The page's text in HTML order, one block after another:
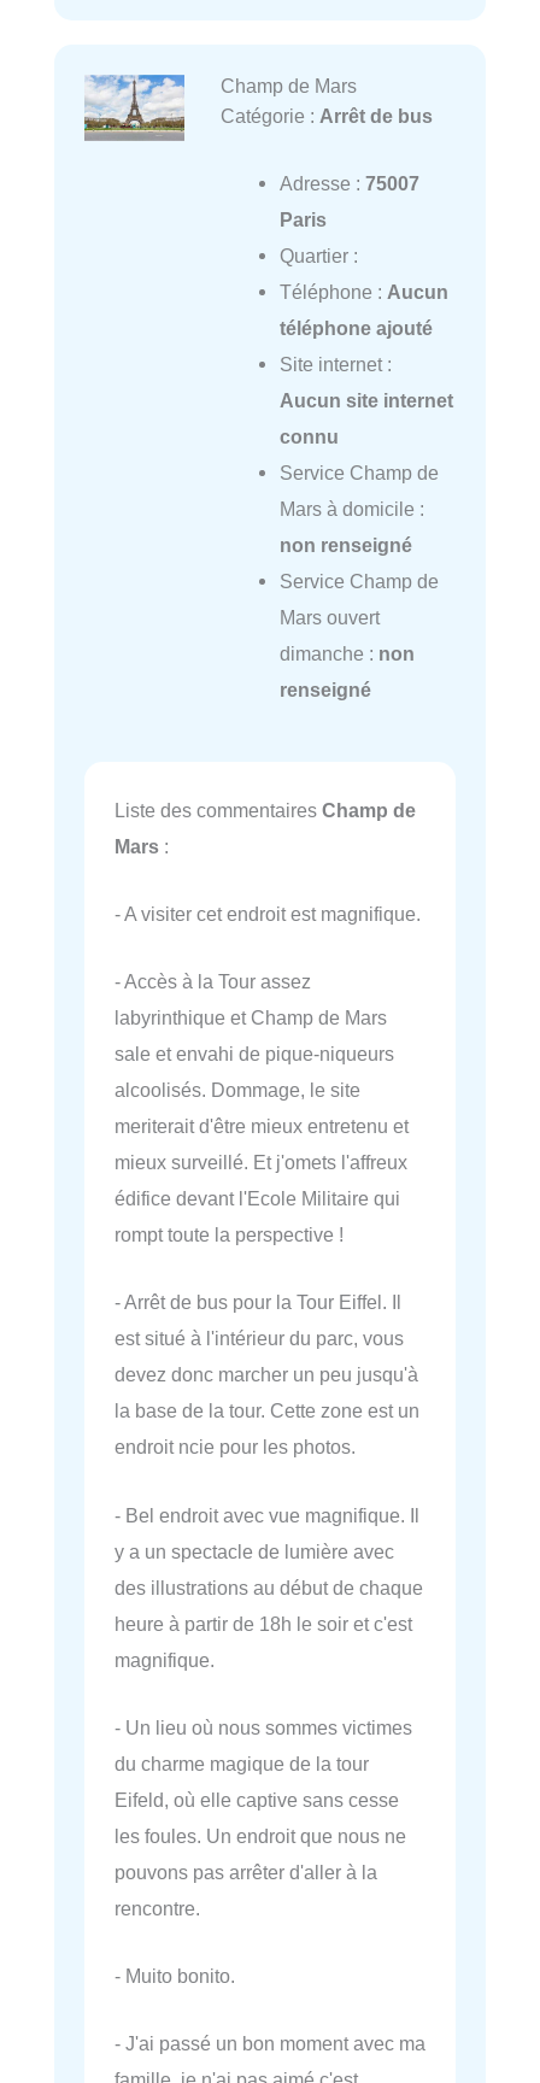
Champ de Mars
Catégorie : Arrêt de bus
Adresse : 75007
Paris
Quartier :
Téléphone : Aucun
téléphone ajouté
Site internet :
Aucun site internet
connu
Service Champ de
Mars à domicile :
non renseigné
Service Champ de
Mars ouvert
dimanche : non
renseigné
Liste des commentaires Champ de
Mars :
- A visiter cet endroit est magnifique.
- Accès à la Tour assez
labyrinthique et Champ de Mars
sale et envahi de pique-niqueurs
alcoolisés. Dommage, le site
meriterait d'être mieux entretenu et
mieux surveillé. Et j'omets l'affreux
édifice devant l'Ecole Militaire qui
rompt toute la perspective !
- Arrêt de bus pour la Tour Eiffel. Il
est situé à l'intérieur du parc, vous
devez donc marcher un peu jusqu'à
la base de la tour. Cette zone est un
endroit ncie pour les photos.
- Bel endroit avec vue magnifique. Il
y a un spectacle de lumière avec
des illustrations au début de chaque
heure à partir de 18h le soir et c'est
magnifique.
- Un lieu où nous sommes victimes
du charme magique de la tour
Eifeld, où elle captive sans cesse
les foules. Un endroit que nous ne
pouvons pas arrêter d'aller à la
rencontre.
- Muito bonito.
- J'ai passé un bon moment avec ma